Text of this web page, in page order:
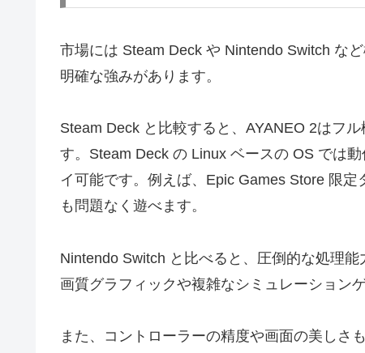
市場には Steam Deck や Nintendo Switch な
明確な強みがあります。
Steam Deck と比較すると、AYANEO 2はフ
す。Steam Deck の Linux ベースの OS では
イ可能です。例えば、Epic Games Store 限
も問題なく遊べます。
Nintendo Switch と比べると、圧倒的な処理
画質グラフィックや複雑なシミュレーション
また、コントローラーの精度や画面の美しさ